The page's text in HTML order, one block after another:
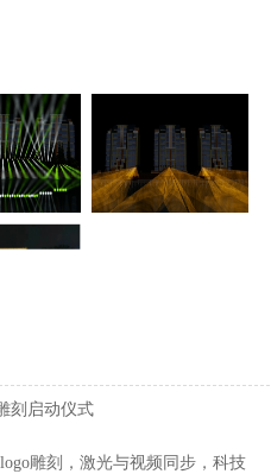
刻启动仪式
雕刻，激光与视频同步，科技